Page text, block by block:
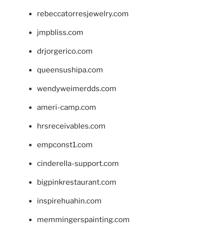
rebeccatorresjewelry.com
jmpbliss.com
drjorgerico.com
queensushipa.com
wendyweimerdds.com
ameri-camp.com
hrsreceivables.com
empconst1.com
cinderella-support.com
bigpinkrestaurant.com
inspirehuahin.com
memmingerspainting.com